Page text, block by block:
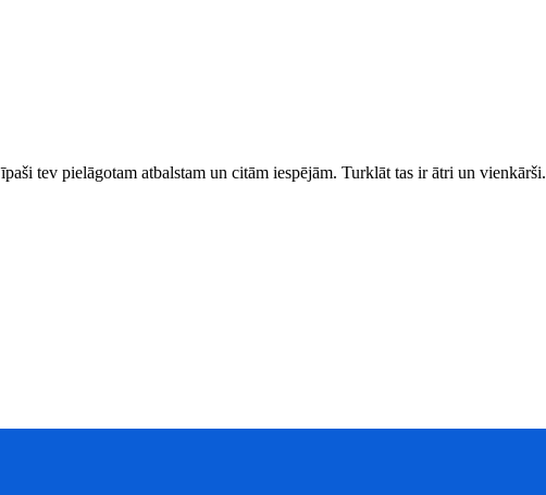
tev pielāgotam atbalstam un citām iespējām. Turklāt tas ir ātri un vienkārši.